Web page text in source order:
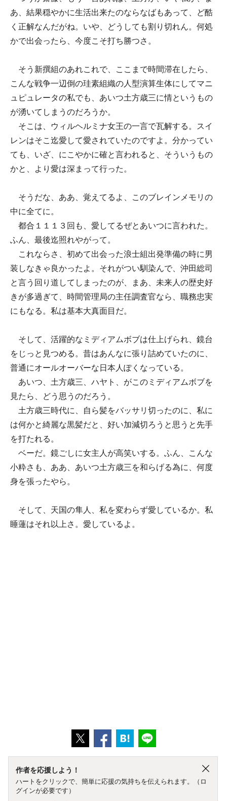
あ、結果穏やかに生活出来たのならなばもあって、ど酷
く正解なんだがね。いや、どうしても割り切れん。何処
かで出会ったら、今度こそ打ち勝つさ。
そう新撰組のあれこれで、ここまで時間滞在したら、
こんな戦争一辺倒の珪素組織の人型演算生体にしてマニ
ュピュレータの私でも、あいつ土方歳三に情というもの
が湧いてしまうのだろうか。
そこは、ウィルヘルミナ女王の一言で瓦解する。スイ
レンはそこ迄愛して愛されていたのですよ。分かってい
ても、いざ、にこやかに確と言われると、そういうもの
かと、より愛は深まって行った。
そうだな、ああ、覚えてるよ、このブレインメモリの
中に全てに。
都合１１１３回も、愛してるぜとあいつに言われた。
ふん、最後迄照れやがって。
これならさ、初めて出会った浪士組出発準備の時に男
装しなきゃ良かったよ。それがつい馴染んで、沖田総司
と言う回り道してしまったのが、まあ、未来人の歴史好
きが多過ぎて、時間管理局の主任調査官なら、職務忠実
にもなる。私は基本大真面目だ。
そして、活躍的なミディアムボブは仕上げられ、鏡台
をじっと見つめる。昔はあんなに張り詰めていたのに、
普通にオールオーバーな日本人ぽくなっている。
あいつ、土方歳三、ハヤト、がこのミディアムボブを
見たら、どう思うのだろう。
土方歳三時代に、自ら髪をバッサリ切ったのに、私に
は何かと綺麗な黒髪だと、好い加減切ろうと思うと先手
を打たれる。
ベーだ。鏡ごしに女主人が高笑いする。ふん、こんな
小粋さも、ああ、あいつ土方歳三を和らげる為に、何度
身を張ったやら。
そして、天国の隼人、私を変わらず愛しているか。私
睡蓮はそれ以上さ。愛しているよ。
作者を応援しよう！
ハートをクリックで、簡単に応援の気持ちを伝えられます。（ロ
グインが必要です）